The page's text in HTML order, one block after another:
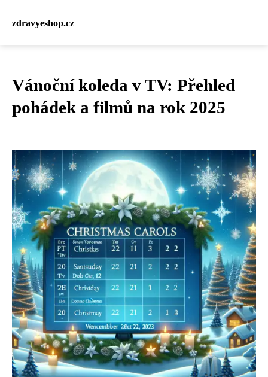
zdravyeshop.cz
Vánoční koleda v TV: Přehled
pohádek a filmů na rok 2025